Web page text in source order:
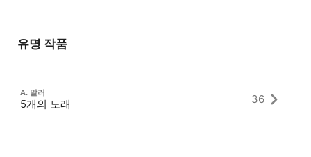
유명 작품
A. 말러
5개의 노래 36